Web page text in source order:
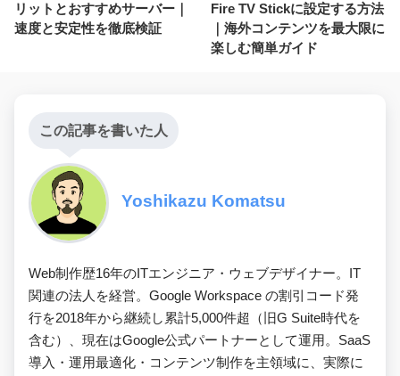
リットとおすすめサーバー｜
速度と安定性を徹底検証
Fire TV Stickに設定する方法
｜海外コンテンツを最大限に
楽しむ簡単ガイド
この記事を書いた人
Yoshikazu Komatsu
Web制作歴16年のITエンジニア・ウェブデザイナー。IT
関連の法人を経営。Google Workspace の割引コード発
行を2018年から継続し累計5,000件超（旧G Suite時代を
含む）、現在はGoogle公式パートナーとして運用。SaaS
導入・運用最適化・コンテンツ制作を主領域に、実際に